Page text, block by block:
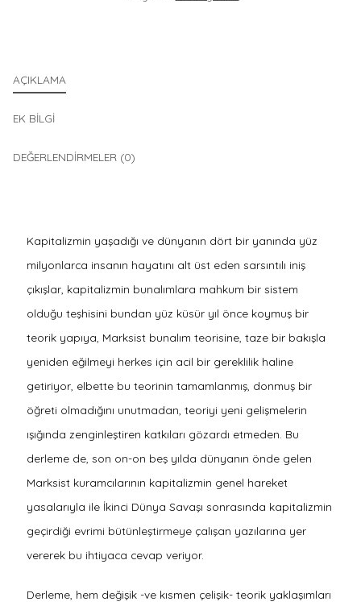
AÇIKLAMA
EK BILGI
DEĞERLENDIRMELER (0)
Kapitalizmin yaşadığı ve dünyanın dört bir yanında yüz
milyonlarca insanın hayatını alt üst eden sarsıntılı iniş
çıkışlar, kapitalizmin bunalımlara mahkum bir sistem
olduğu teşhisini bundan yüz küsür yıl önce koymuş bir
teorik yapıya, Marksist bunalım teorisine, taze bir bakışla
yeniden eğilmeyi herkes için acil bir gereklilik haline
getiriyor, elbette bu teorinin tamamlanmış, donmuş bir
öğreti olmadığını unutmadan, teoriyi yeni gelişmelerin
ışığında zenginleştiren katkıları gözardı etmeden. Bu
derleme de, son on-on beş yılda dünyanın önde gelen
Marksist kuramcılarının kapitalizmin genel hareket
yasalarıyla ile İkinci Dünya Savaşı sonrasında kapitalizmin
geçirdiği evrimi bütünleştirmeye çalışan yazılarına yer
vererek bu ihtiyaca cevap veriyor.
Derleme, hem değişik -ve kısmen çelişik- teorik yaklaşımları